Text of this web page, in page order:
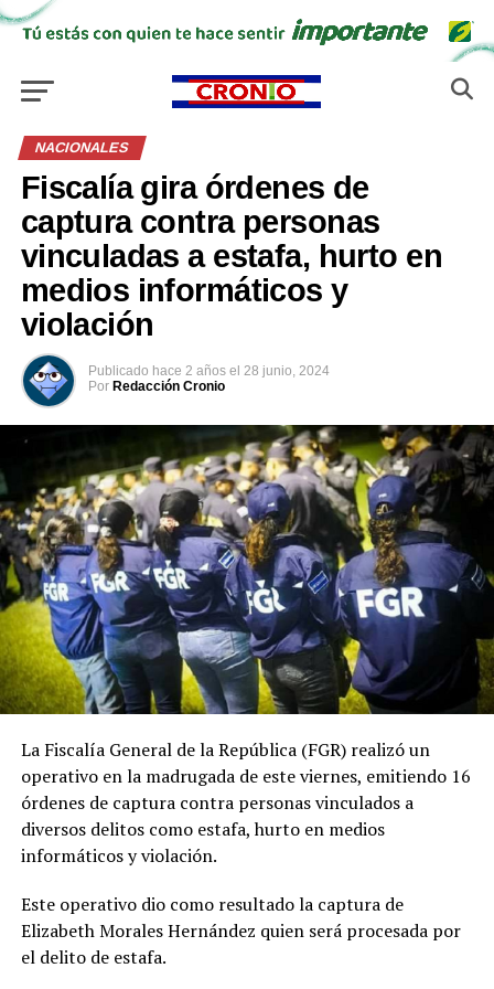
NACIONALES
Fiscalía gira órdenes de
captura contra personas
vinculadas a estafa, hurto en
medios informáticos y
violación
Publicado hace 2 años el 28 junio, 2024
Por Redacción Cronio
La Fiscalía General de la República (FGR) realizó un
operativo en la madrugada de este viernes, emitiendo 16
órdenes de captura contra personas vinculados a
diversos delitos como estafa, hurto en medios
informáticos y violación.
Este operativo dio como resultado la captura de
Elizabeth Morales Hernández quien será procesada por
el delito de estafa.